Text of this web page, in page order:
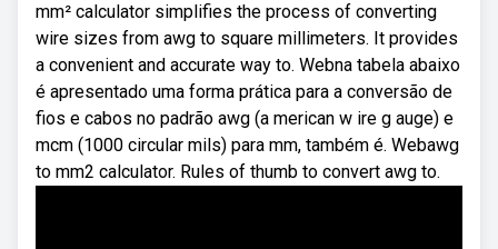
mm² calculator simplifies the process of converting
wire sizes from awg to square millimeters. It provides
a convenient and accurate way to. Webna tabela abaixo
é apresentado uma forma prática para a conversão de
fios e cabos no padrão awg (a merican w ire g auge) e
mcm (1000 circular mils) para mm, também é. Webawg
to mm2 calculator. Rules of thumb to convert awg to.